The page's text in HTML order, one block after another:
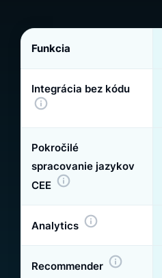
Funkcia
Integrácia bez kódu
Pokročilé
spracovanie jazykov
CEE
Analytics
Recommender